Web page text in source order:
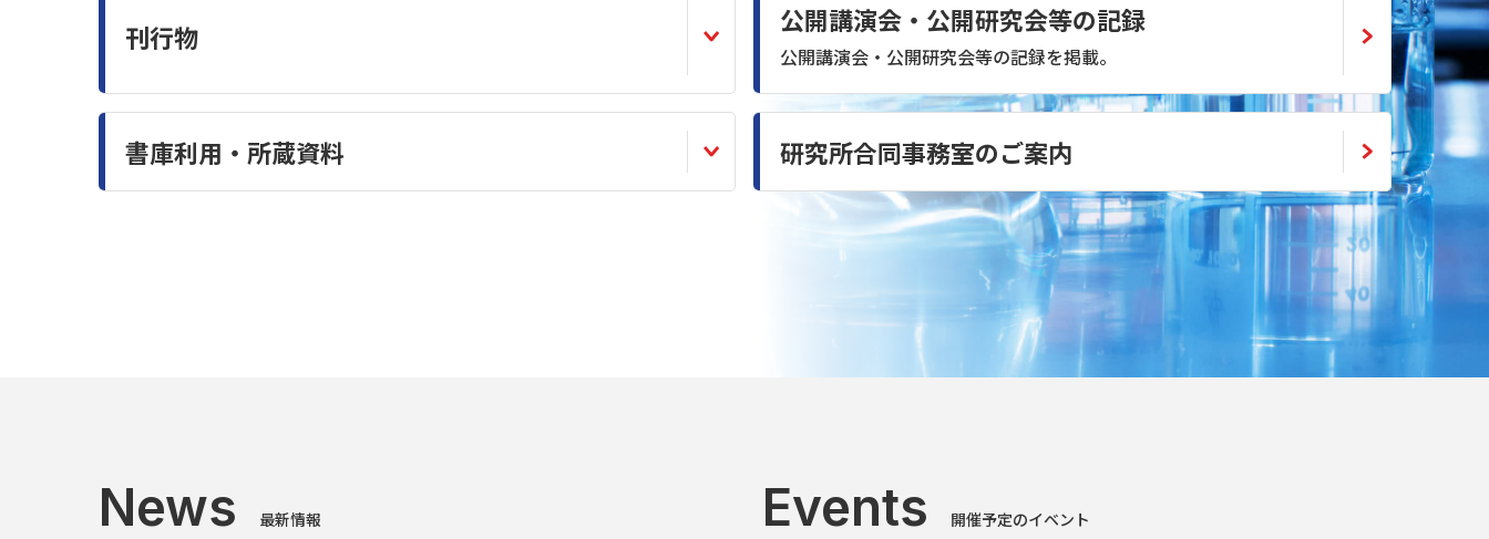
刊行物 公開講演会・公開研究会等の記録
公開講演会・公開研究会等の記録を掲載。
書庫利用・所蔵資料 研究所合同事務室のご案内
News 最新情報 Events 開催予定のイベント